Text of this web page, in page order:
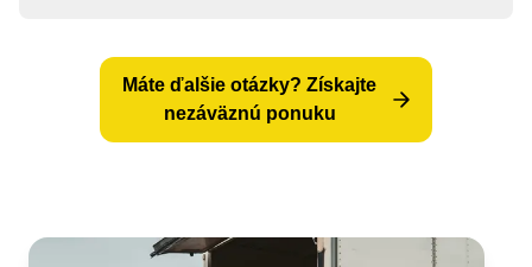
Sťahovanie v rámci EÚ vs. sťahovanie
Poistenie vecí pri medzinárodnom
Máte ďalšie otázky? Získajte
nezáväznú ponuku